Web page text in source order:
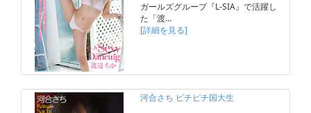
ガールズグループ『L-SIA』で活躍し
た「渡…
[詳細を見る]
河合さち ピチピチ国大生